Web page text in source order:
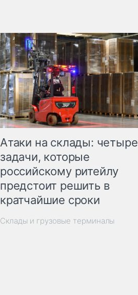
Атаки на склады: четыре
задачи, которые
российскому ритейлу
предстоит решить в
кратчайшие сроки
Склады и грузовые терминалы